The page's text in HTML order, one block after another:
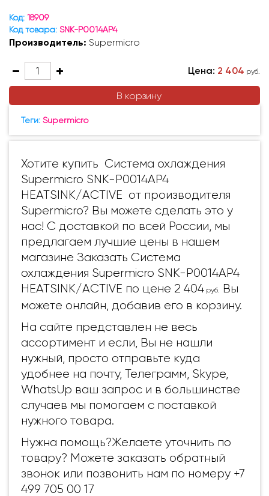
Код: 18909
Код товара: SNK-P0014AP4
Производитель: Supermicro
В корзину
Цена: 2 404 руб.
Теги: Supermicro
Хотите купить Система охлаждения
Supermicro SNK-P0014AP4
HEATSINK/ACTIVE от производителя
Supermicro? Вы можете сделать это у
нас! С доставкой по всей России, мы
предлагаем лучшие цены в нашем
магазине Заказать Система
охлаждения Supermicro SNK-P0014AP4
HEATSINK/ACTIVE по цене 2 404 руб.
Вы
можете онлайн, добавив его в корзину.
На сайте представлен не весь
ассортимент и если, Вы не нашли
нужный, просто отправьте куда
удобнее на почту, Телеграмм, Skype,
WhatsUp ваш запрос и в большинстве
случаев мы помогаем с поставкой
нужного товара.
Нужна помощь?Желаете уточнить по
товару? Можете заказать обратный
звонок или позвонить нам по номеру +7
499 705 00 17